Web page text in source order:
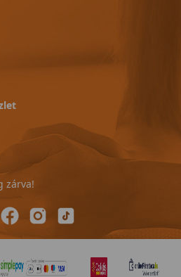
zárva!